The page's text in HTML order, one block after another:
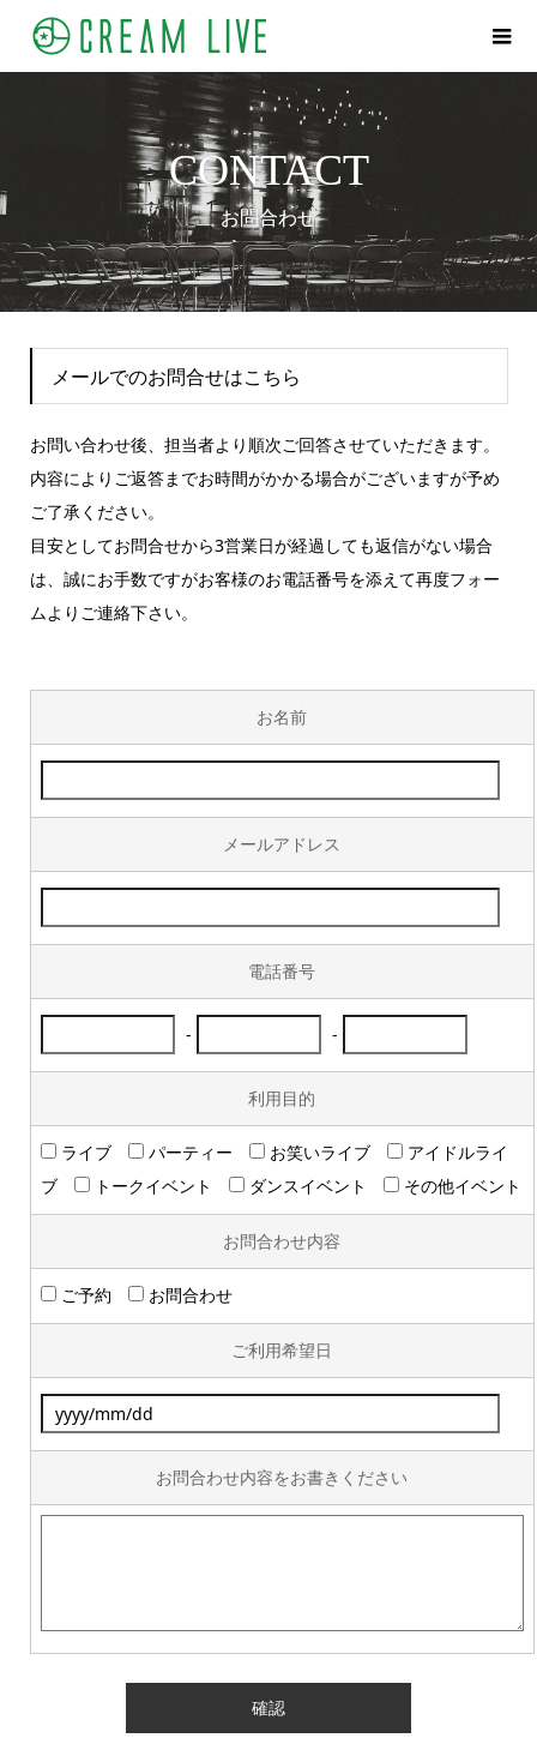
CONTACT
お問合わせ
メールでのお問合せはこちら
お問い合わせ後、担当者より順次ご回答させていただきます。
内容によりご返答までお時間がかかる場合がございますが予め
ご了承ください。
目安としてお問合せから3営業日が経過しても返信がない場合
は、誠にお手数ですがお客様のお電話番号を添えて再度フォー
ムよりご連絡下さい。
お名前
メールアドレス
電話番号
- -
利用目的
ライブ パーティー お笑いライブ
アイドルライ
ブ
トークイベント ダンスイベント その他イベント
お問合わせ内容
ご予約 お問合わせ
ご利用希望日
お問合わせ内容をお書きください